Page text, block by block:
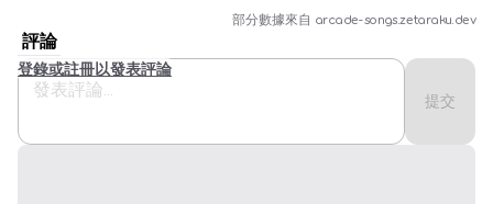
部分數據來自 arcade-songs.zetaraku.dev
評論
提交
登錄或註冊以發表評論